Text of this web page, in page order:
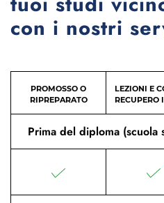
con i nostri
PROMOSSO O
RIPREPARATO
LEZIONI E
RECUPERO
Prima del diploma (scuola